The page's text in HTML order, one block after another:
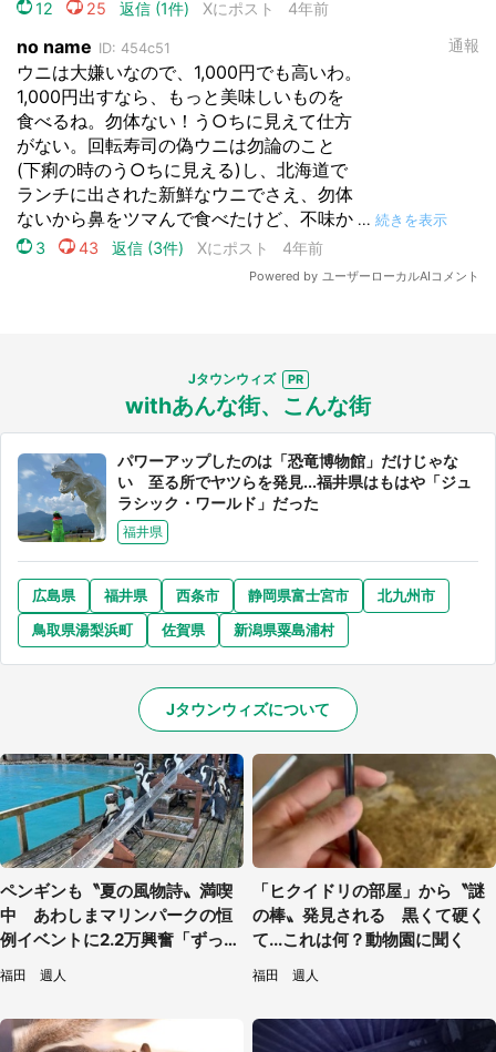
Jタウンウィズ
withあんな街、こんな街
パワーアップしたのは「恐竜博物館」だけじゃな
い 至る所でヤツらを発見...福井県はもはや「ジュ
ラシック・ワールド」だった
福井県
広島県 福井県 西条市 静岡県富士宮市
北九州市
鳥取県湯梨浜町
佐賀県 新潟県粟島浦村
Jタウンウィズについて
ペンギンも〝夏の風物詩〟満喫
中 あわしまマリンパークの恒
例イベントに2.2万興奮「ずっと
見てたい」
福田 週人
「ヒクイドリの部屋」から〝謎
の棒〟発見される 黒くて硬く
て...これは何？動物園に聞く
福田 週人